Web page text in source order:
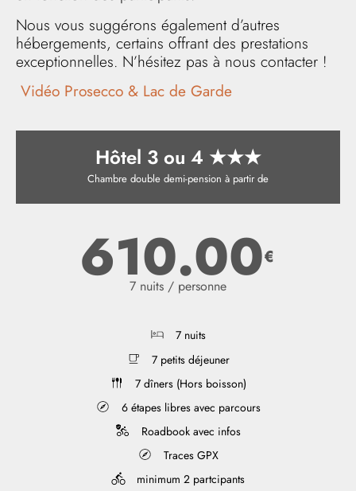
Nous vous suggérons également d’autres
hébergements, certains offrant des prestations
exceptionnelles. N’hésitez pas à nous contacter !
Vidéo Prosecco & Lac de Garde
Hôtel 3 ou 4 ★★★
Chambre double demi-pension à partir de
610.00€
7 nuits / personne
7 nuits
7 petits déjeuner
7 dîners (Hors boisson)
6 étapes libres avec parcours
Roadbook avec infos
Traces GPX
minimum 2 partcipants